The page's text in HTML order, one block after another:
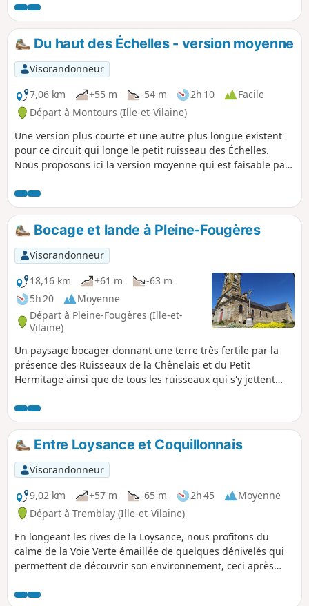
habitations est remarquable avec un décor des baies et des
portes en plein cintre à double rouleaux...
Du haut des Échelles - version moyenne
Visorandonneur
7,06 km
+55 m -54 m 2h 10
Facile
Départ à Montours (Ille-et-Vilaine)
Une version plus courte et une autre plus longue existent
pour ce circuit qui longe le petit ruisseau des Échelles.
Nous proposons ici la version moyenne qui est faisable par
chaussures).
Bocage et lande à Pleine-Fougères
Visorandonneur
18,16 km
+61 m
-63 m
5h 20
Moyenne
Départ à Pleine-Fougères (Ille-et-
Vilaine)
Un paysage bocager donnant une terre très fertile par la
présence des Ruisseaux de la Chênelais et du Petit
Hermitage ainsi que de tous les ruisseaux qui s'y jettent
Entre Loysance et Coquillonnais
Visorandonneur
9,02 km
+57 m -65 m 2h 45
Moyenne
Départ à Tremblay (Ille-et-Vilaine)
En longeant les rives de la Loysance, nous profitons du
calme de la Voie Verte émaillée de quelques dénivelés qui
permettent de découvrir son environnement, ceci après
tremblaisienne.